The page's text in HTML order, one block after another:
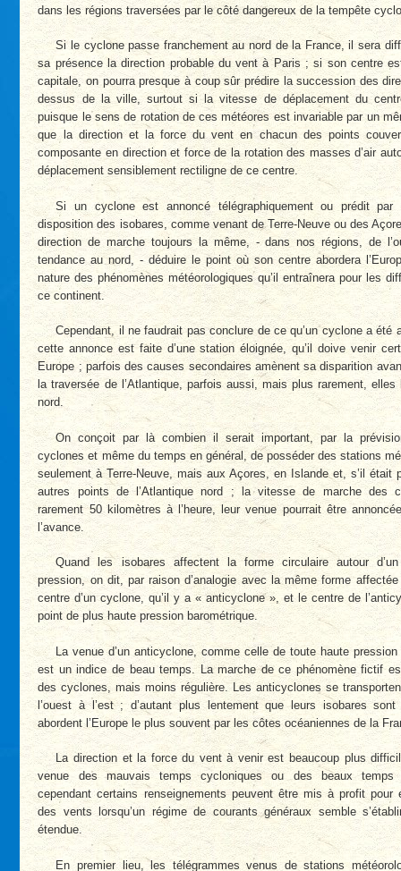
dans les régions traversées par le côté dangereux de la tempête
Si le cyclone passe franchement au nord de la France, il sera
sa présence la direction probable du vent à Paris ; si son centre
capitale, on pourra presque à coup sûr prédire la succession des
dessus de la ville, surtout si la vitesse de déplacement du
puisque le sens de rotation de ces météores est invariable par un
que la direction et la force du vent en chacun des points
composante en direction et force de la rotation des masses d’air
déplacement sensiblement rectiligne de ce centre.
Si un cyclone est annoncé télégraphiquement ou prédit par
disposition des isobares, comme venant de Terre-Neuve ou des
direction de marche toujours la même, - dans nos régions, de
tendance au nord, - déduire le point où son centre abordera
nature des phénomènes météorologiques qu’il entraînera pour les
ce continent.
Cependant, il ne faudrait pas conclure de ce qu’un cyclone a été
cette annonce est faite d’une station éloignée, qu’il doive venir
Europe ; parfois des causes secondaires amènent sa disparition
la traversée de l’Atlantique, parfois aussi, mais plus rarement,
nord.
On conçoit par là combien il serait important, par la
cyclones et même du temps en général, de posséder des stations
seulement à Terre-Neuve, mais aux Açores, en Islande et, s’il était
autres points de l’Atlantique nord ; la vitesse de marche des
rarement 50 kilomètres à l’heure, leur venue pourrait être
l’avance.
Quand les isobares affectent la forme circulaire autour
pression, on dit, par raison d’analogie avec la même forme
centre d’un cyclone, qu’il y a « anticyclone », et le centre de
point de plus haute pression barométrique.
La venue d’un anticyclone, comme celle de toute haute
est un indice de beau temps. La marche de ce phénomène fictif
des cyclones, mais moins régulière. Les anticyclones se
l’ouest à l’est ; d’autant plus lentement que leurs isobares
abordent l’Europe le plus souvent par les côtes océaniennes de la
La direction et la force du vent à venir est beaucoup plus
venue des mauvais temps cycloniques ou des beaux temps
cependant certains renseignements peuvent être mis à profit pour
des vents lorsqu’un régime de courants généraux semble
étendue.
En premier lieu, les télégrammes venus de stations